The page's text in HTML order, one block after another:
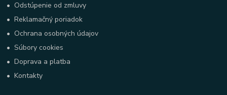
• Odstúpenie od zmluvy
•Reklamačný poriadok
• Ochrana osobných údajov
•Súbory cookies
•Doprava a platba
•Kontakty